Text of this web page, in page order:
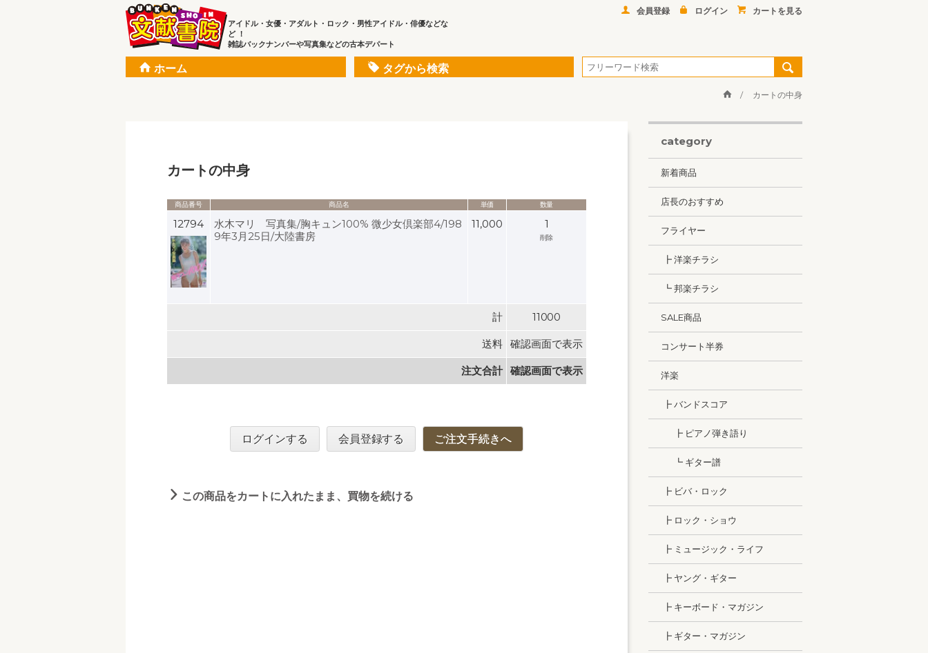
アイドル・女優・アダルト・ロック・男性アイドル・俳優などな
ど ！
雑誌バックナンバーや写真集などの古本デパート
会員登録 ログイン カートを見る
ホーム タグから検索
カートの中身
カートの中身
商品番号 商品名 単価 数量
12794
水木マリ 写真集/胸キュン100% 微少女倶楽部4/198
9年3月25日/大陸書房
11,000 1
削除
計 11000
送料 確認画面で表示
注文合計 確認画面で表示
ログインする 会員登録する ご注文手続きへ
この商品をカートに入れたまま、買物を続ける
category
新着商品
店長のおすすめ
フライヤー
┣ 洋楽チラシ
┗ 邦楽チラシ
SALE商品
コンサート半券
洋楽
┣ バンドスコア
┣ ピアノ弾き語り
┗ ギター譜
┣ ビバ・ロック
┣ ロック・ショウ
┣ ミュージック・ライフ
┣ ヤング・ギター
┣ キーボード・マガジン
┣ ギター・マガジン